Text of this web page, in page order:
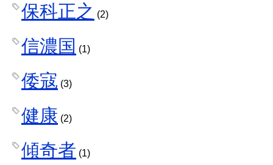
保科正之 (2)
信濃国 (1)
倭寇 (3)
健康 (2)
傾奇者 (1)